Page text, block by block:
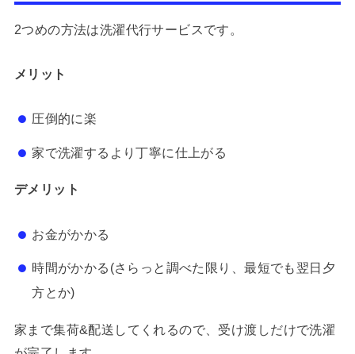
2つめの方法は洗濯代行サービスです。
メリット
圧倒的に楽
家で洗濯するより丁寧に仕上がる
デメリット
お金がかかる
時間がかかる(さらっと調べた限り、最短でも翌日夕
方とか)
家まで集荷&配送してくれるので、受け渡しだけで洗濯